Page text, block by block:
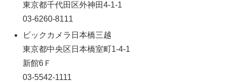
東京都千代田区外神田4-1-1
03-6260-8111
ビックカメラ日本橋三越
東京都中央区日本橋室町1-4-1
新館6Ｆ
03-5542-1111